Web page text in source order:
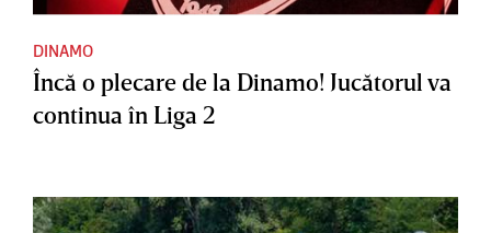
DINAMO
Încă o plecare de la Dinamo! Jucătorul va
continua în Liga 2